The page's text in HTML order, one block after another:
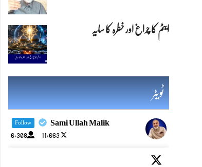
ایٹم کا چراغ اور خطرہ کا سایہ
ٹویٹر
Sami Ullah Malik
Follow
11,663
6,308